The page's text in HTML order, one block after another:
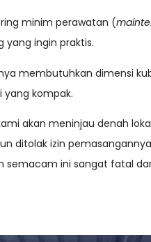
minim perawatan (
yang ingin praktis.
membutuhkan dimensi
yang kompak.
akan meninjau denah
ditolak izin
semacam ini sangat fatal